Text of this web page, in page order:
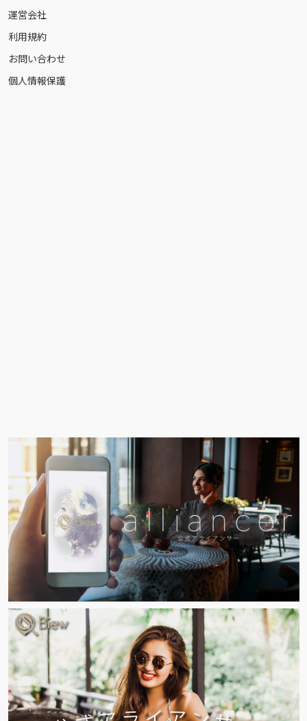
運営会社
利用規約
お問い合わせ
個人情報保護